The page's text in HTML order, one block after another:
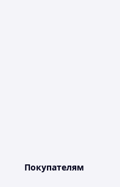
Покупателям